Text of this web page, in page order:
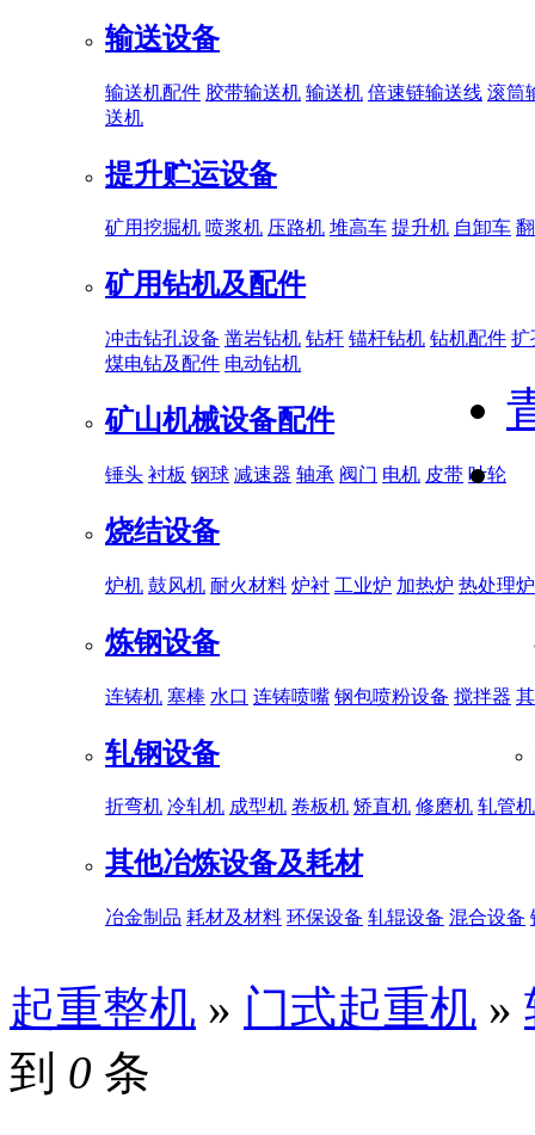
输送设备
输送机配件 胶带输送机 输送机 倍速链输送线 滚筒
送机
提升贮运设备
矿用挖掘机 喷浆机 压路机 堆高车 提升机 自卸车
矿用钻机及配件
冲击钻孔设备 凿岩钻机 钻杆 锚杆钻机 钻机配件 扩
煤电钻及配件 电动钻机
矿山机械设备配件
锤头 衬板 钢球 减速器 轴承 阀门 电机 皮带 叶轮
烧结设备
炉机 鼓风机 耐火材料 炉衬 工业炉 加热炉 热处理炉
炼钢设备
连铸机 塞棒 水口 连铸喷嘴 钢包喷粉设备 搅拌器
轧钢设备
折弯机 冷轧机 成型机 卷板机 矫直机 修磨机 轧管机
其他冶炼设备及耗材
冶金制品 耗材及材料 环保设备 轧辊设备 混合设备
起重整机 » 门式起重机 »
到 0 条